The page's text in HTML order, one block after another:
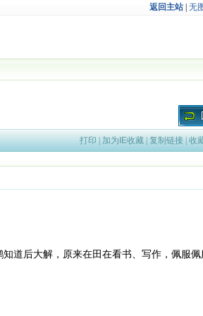
返回主站| 无
打印 | 加为IE收藏| 复制链接| 收
道后大解，原来在田在看书、写作，佩服佩